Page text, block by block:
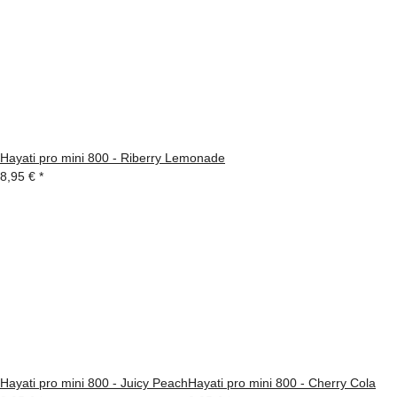
Hayati pro mini 800 - Riberry Lemonade
8,95 € *
Hayati pro mini 800 - Juicy PeachHayati pro mini 800 - Cherry Cola